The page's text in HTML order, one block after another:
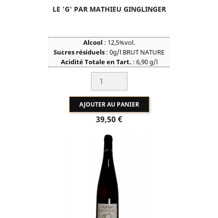
LE 'G' PAR MATHIEU GINGLINGER
Alcool : 12,5%vol.
Sucres résiduels : 0g/l BRUT NATURE
Acidité Totale en Tart. : 6,90 g/l
So2 Total: 20mg/l
AJOUTER AU PANIER
Prix
39,50 €